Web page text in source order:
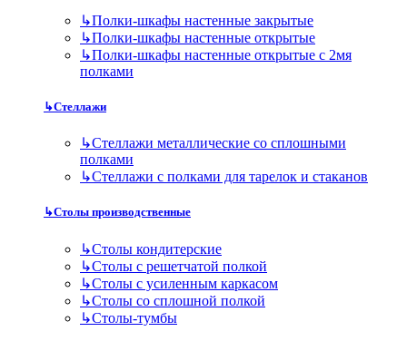
↳Полки-шкафы настенные закрытые
↳Полки-шкафы настенные открытые
↳Полки-шкафы настенные открытые с 2мя
полками
↳Стеллажи
↳Стеллажи металлические со сплошными
полками
↳Стеллажи с полками для тарелок и стаканов
↳Столы производственные
↳Столы кондитерские
↳Столы с решетчатой полкой
↳Столы с усиленным каркасом
↳Столы со сплошной полкой
↳Столы-тумбы